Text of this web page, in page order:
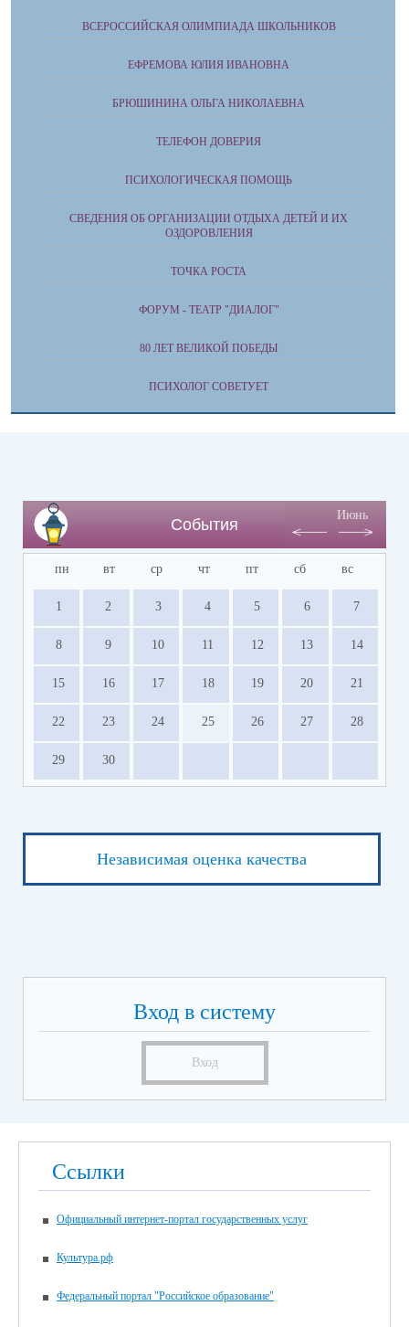
ВСЕРОССИЙСКАЯ ОЛИМПИАДА ШКОЛЬНИКОВ
ЕФРЕМОВА ЮЛИЯ ИВАНОВНА
БРЮШИНИНА ОЛЬГА НИКОЛАЕВНА
ТЕЛЕФОН ДОВЕРИЯ
ПСИХОЛОГИЧЕСКАЯ ПОМОЩЬ
СВЕДЕНИЯ ОБ ОРГАНИЗАЦИИ ОТДЫХА ДЕТЕЙ И ИХ
ОЗДОРОВЛЕНИЯ
ТОЧКА РОСТА
ФОРУМ - ТЕАТР "ДИАЛОГ"
80 ЛЕТ ВЕЛИКОЙ ПОБЕДЫ
ПСИХОЛОГ СОВЕТУЕТ
События
Июнь
пн вт ср чт пт сб вс
1 2 3 4 5 6 7
8 9 10 11 12 13 14
15 16 17 18 19 20 21
22 23 24 25 26 27 28
29 30
Независимая оценка качества
Вход в систему
Вход
Ссылки
Официальный интернет-портал государственных услуг
Культура.рф
Федеральный портал "Российское образование"